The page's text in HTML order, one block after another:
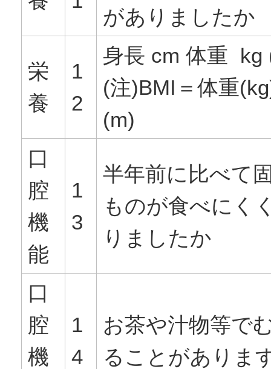
がありましたか
栄
養
1
2
身長 cm 体重 kg
(注)BMI＝体重
(m)
口
腔
機
能
1
3
半年前に比べて
ものが食べにく
りましたか
口
腔
機
1
4
お茶や汁物等で
ることがありま